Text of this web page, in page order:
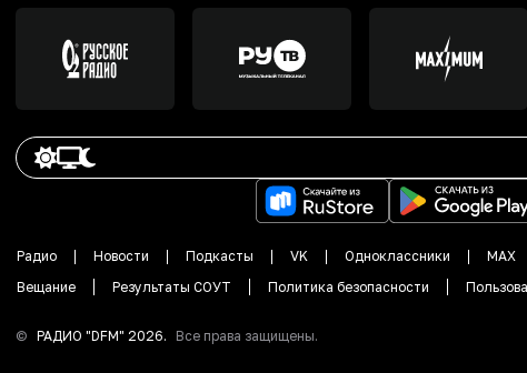
Радио Новости Подкасты VK Одноклассники MAX
Вещание
Результаты СОУТ Политика безопасности
© РАДИО "DFM" 2026. Все права защищены.